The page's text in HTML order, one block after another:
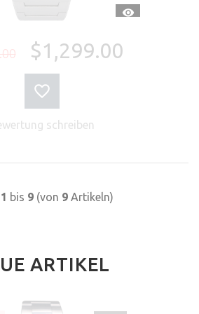
$1,299.00
schreiben
1 bis 9 (von 9 Artikeln)
ARTIKEL